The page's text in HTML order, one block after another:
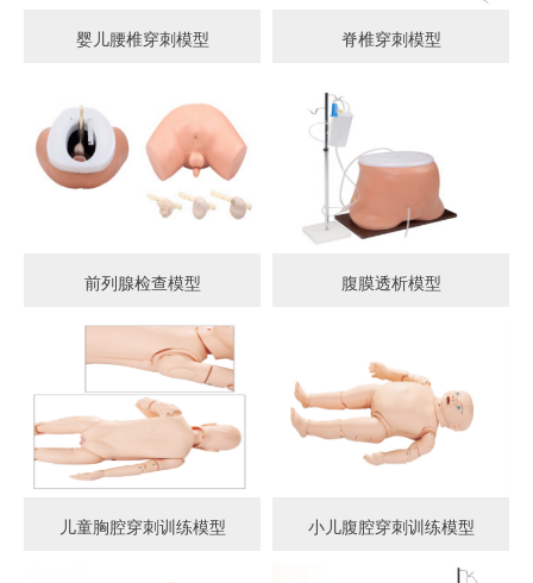
婴儿腰椎穿刺模型 脊椎穿刺模型
前列腺检查模型 腹膜透析模型
儿童胸腔穿刺训练模型 小儿腹腔穿刺训练模型